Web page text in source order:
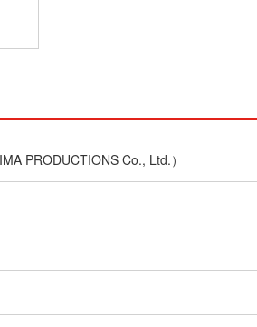
PRODUCTIONS Co., Ltd.）